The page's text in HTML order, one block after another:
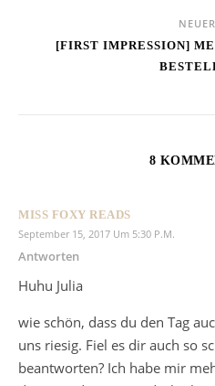
NEUER
[FIRST IMPRESSION]
8
MISS FOXY READS
September 15, 2017 Um 5:30 P.m.
Antworten
Huhu Julia
wie schön, dass du den Tag
uns riesig. Fiel es dir auch so
beantworten? Ich habe mir